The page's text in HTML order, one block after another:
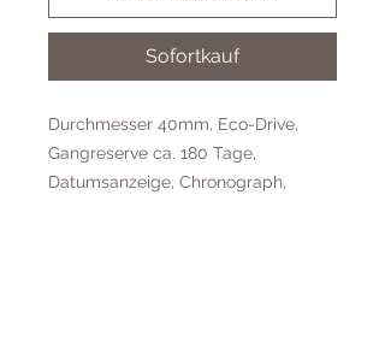
Sofortkauf
Durchmesser 40mm, Eco-Drive,
Gangreserve ca. 180 Tage,
Datumsanzeige, Chronograph,